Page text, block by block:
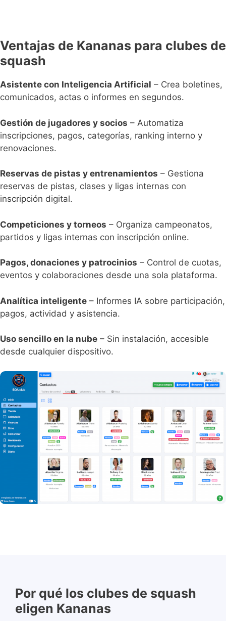
Ventajas de Kananas para clubes de
squash
Asistente con Inteligencia Artificial – Crea boletines,
comunicados, actas o informes en segundos.
Gestión de jugadores y socios – Automatiza
inscripciones, pagos, categorías, ranking interno y
renovaciones.
Reservas de pistas y entrenamientos – Gestiona
reservas de pistas, clases y ligas internas con
inscripción digital.
Competiciones y torneos – Organiza campeonatos,
partidos y ligas internas con inscripción online.
Pagos, donaciones y patrocinios – Control de cuotas,
eventos y colaboraciones desde una sola plataforma.
Analítica inteligente – Informes IA sobre participación,
pagos, actividad y asistencia.
Uso sencillo en la nube – Sin instalación, accesible
desde cualquier dispositivo.
Por qué los clubes de squash
eligen Kananas